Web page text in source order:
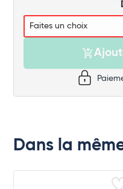
Dans la